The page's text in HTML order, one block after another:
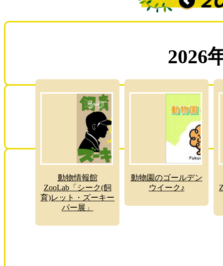
2026
動物情報館
ZooLab「シーク(飼
育)レット・ズーキー
パー展」
動物園のゴールデン
ウイーク♪